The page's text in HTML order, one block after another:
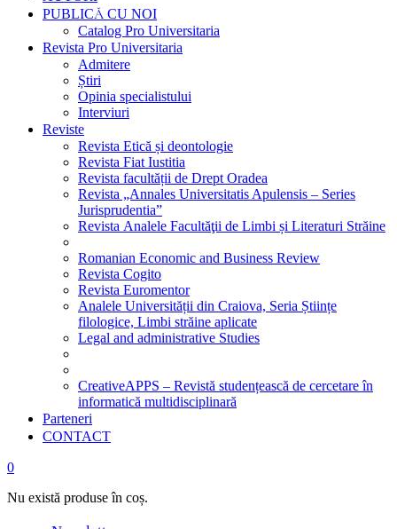
PUBLICĂ CU NOI
Catalog Pro Universitaria
Revista Pro Universitaria
Admitere
Știri
Opinia specialistului
Interviuri
Reviste
Revista Etică și deontologie
Revista Fiat Iustitia
Revista facultății de Drept Oradea
Revista „Annales Universitatis Apulensis – Series
Jurisprudentia”
Revista Analele Facultăţii de Limbi și Literaturi Străine
Romanian Economic and Business Review
Revista Cogito
Revista Euromentor
Analele Universității din Craiova, Seria Științe
filologice, Limbi străine aplicate
Legal and administrative Studies
CreativeAPPS – Revistă studențească de cercetare în
informatică multidisciplinară
Parteneri
CONTACT
0
Nu există produse în coș.